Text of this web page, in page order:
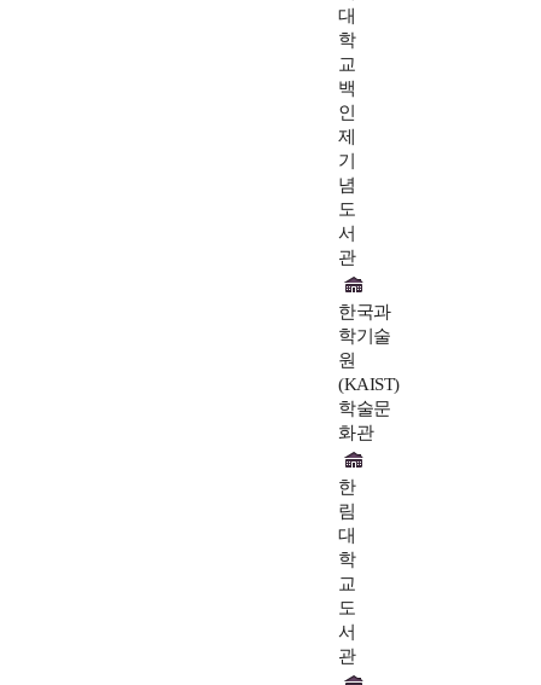
대
학
교
백
인
제
기
념
도
서
관
한국과
학기술
원
(KAIST)
학술문
화관
한
림
대
학
교
도
서
관